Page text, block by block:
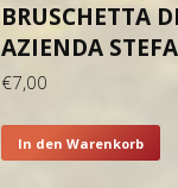
BRUSCHETTA
AZIENDA
€7,00
In den Warenkorb